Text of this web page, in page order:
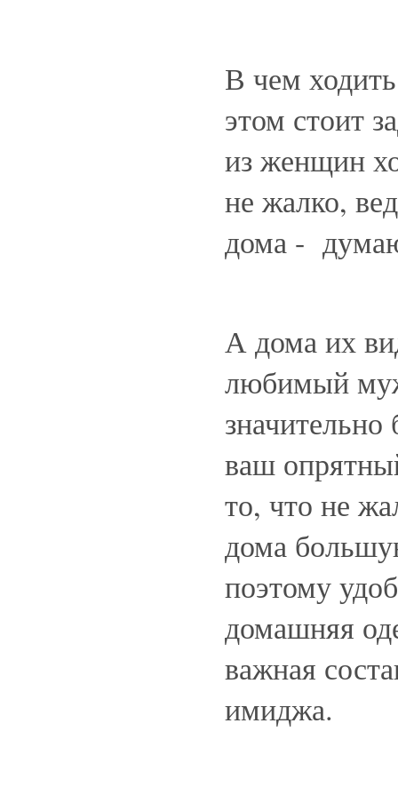
В чем
этом стоит
из женщин
не жалко,
дома -
А дома их
любимый
ваш
то, что не
дома
поэтому
домашняя
важная
имиджа.